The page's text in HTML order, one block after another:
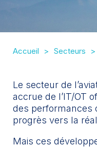
Accueil Secteurs
Le secteur de
accrue de l’IT/OT
des performances
progrès vers la
Mais ces